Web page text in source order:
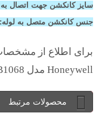
سایز کانکشن جهت اتصال به لوله:
جنس کانکشن متصل به
برای اطلاع از
Honeywell مدل L91B1068 به این صفحه مراجعه نمایید.
محصولات مرتبط